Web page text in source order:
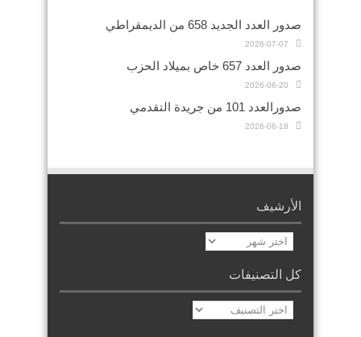
صدور العدد الجديد 658 من الديمقراطي
2026-07-07
صدور العدد 657 خاص بميلاد الحزب
2026-06-20
صدورالعدد 101 من جريدة التقدمي
2026-06-18
الأرشيف
الأرشيف
كل التصنيفات
كل
التصنيفات